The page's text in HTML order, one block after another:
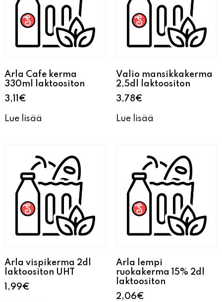
Arla Cafe kerma
330ml laktoositon
3,11 €
Lue lisää
Valio mansikkakerma
2,5dl laktoositon
3,78€
Lue lisää
Arla vispikerma 2dl
laktoositon UHT
1,99€
Arla lempi
ruokakerma 15% 2dl
laktoositon
2,06€